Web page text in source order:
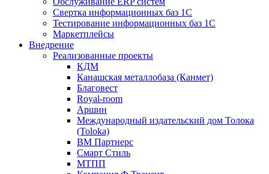
Свертка информационных баз 1С
Тестирование информационных баз 1С
Маркетплейсы
Внедрение
Реализованные проекты
КДМ
Канашская металлобаза (Канмет)
Благовест
Royal-room
Аршин
Международный издательский дом Толока
(Toloka)
ВМ Партнерс
Смарт Стиль
МТПП